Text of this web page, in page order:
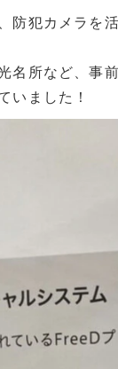
防犯カメラを
名所など、事
いました！